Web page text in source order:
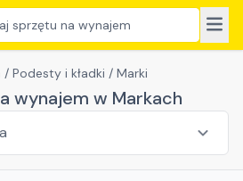
sprzętu na wynajem
/ Podesty i kładki / Marki
wynajem w Markach